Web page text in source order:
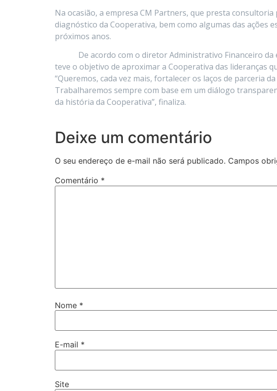
Na ocasião, a empresa CM Partners, que presta
diagnóstico da Cooperativa, bem como algumas das ações
próximos anos.
De acordo com o diretor Administrativo Financeiro da
teve o objetivo de aproximar a Cooperativa das lideranças
“Queremos, cada vez mais, fortalecer os laços de parceria
Trabalharemos sempre com base em um diálogo
da história da Cooperativa”, finaliza.
Deixe um comentário
O seu endereço de e-mail não será publicado. Campos
Comentário *
Nome *
E-mail *
Site